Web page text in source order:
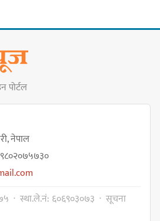
नयाँ सेउती पूल नजिक दुर्घटनाको
ट्राफिक सचेतना गराउँदै
साक्मा
खम्बुका सन्तानहरू :
राई बन्ने कि
'राउटे !'
पोर्टल
नेपाल
· स्था.ले.नं: ६०६९०३०७३ · सूचना